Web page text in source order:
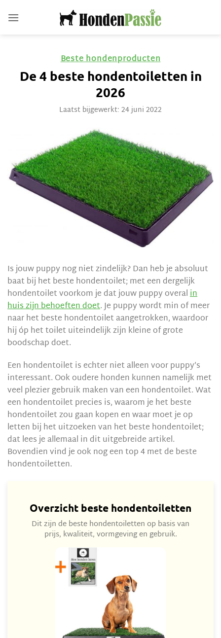
naar
Beste hondenproducten
De 4 beste hondentoiletten in
2026
Laatst bijgewerkt: 24 juni 2022
Is jouw puppy nog niet zindelijk? Dan heb je absoluut
baat bij het beste hondentoilet; met een dergelijk
hondentoilet voorkom je dat jouw puppy overalin
huis zijn behoeften doet. Je puppy wordt min of meer
naar het beste hondentoilet aangetrokken, waardoor
hij óp het toilet uiteindelijk zijn kleine of grote
boodschap doet.
Een hondentoilet is echter niet alleen voor puppy’s
interessant. Ook oudere honden kunnen namelijk met
veel plezier gebruik maken van een hondentoilet. Wat
een hondentoilet precies is, waarom je het beste
hondentoilet zou gaan kopen en waar moet je op
letten bij het uitzoeken van het beste hondentoilet;
dat lees je allemaal in dit uitgebreide artikel.
Bovendien vind je ook nog een top 4 met de beste
hondentoiletten.
Overzicht beste hondentoiletten
Dit zijn de beste hondentoiletten op basis van
prijs, kwaliteit, vormgeving en gebruik.